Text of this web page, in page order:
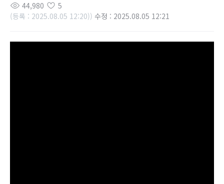
44,980
5
(등록 : 2025.08.05 12:20)) 수정 : 2025.08.05 12:21